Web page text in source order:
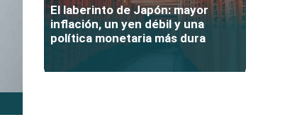
El laberinto de Japón: mayor
inflación, un yen débil y una
política monetaria más dura